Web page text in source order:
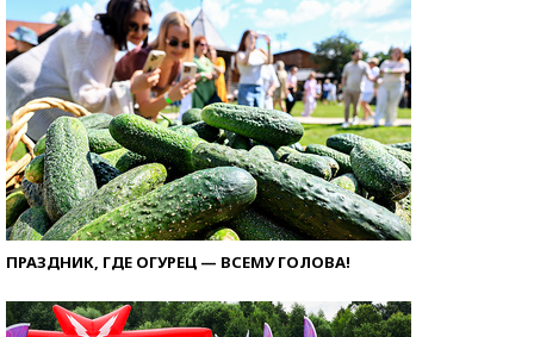
ПРАЗДНИК, ГДЕ ОГУРЕЦ — ВСЕМУ ГОЛОВА!